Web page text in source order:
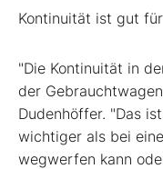
Kontinuität ist gut
"Die Kontinuität in
der
Dudenhöffer. "Das
wichtiger als bei
wegwerfen kann